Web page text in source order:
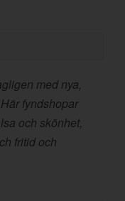
med nya,
fyndshopar
och skönhet,
fritid och